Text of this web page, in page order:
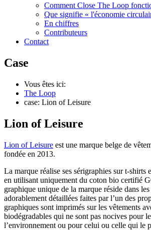
Comment Close The Loop
Que signifie « l'économie
En chiffres
Contributeurs
Contact
Case
Vous êtes ici:
The Loop
case: Lion of Leisure
Lion of Leisure
Lion of Leisure est une marque belge de
fondée en 2013.
La marque réalise ses sérigraphies sur t-shirts
en utilisant uniquement du coton bio certifié
graphique unique de la marque réside dans
adorablement détaillées faites par l’un des
graphiques sont imprimés sur les vêtements
biodégradables qui ne sont pas nocives pour
l’environnement ou pour celui ou celle qui le